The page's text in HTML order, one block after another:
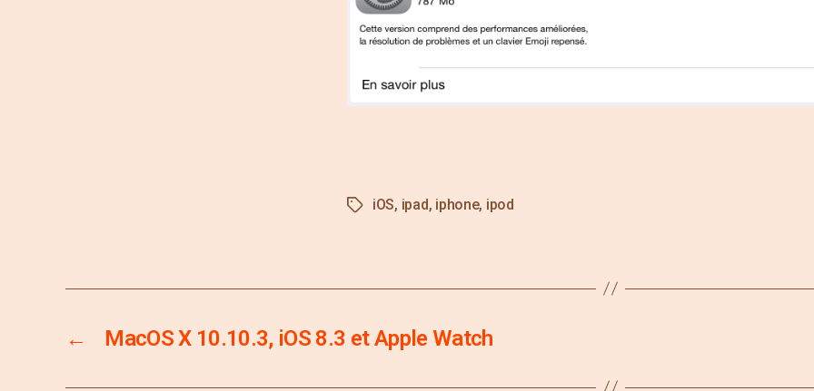
iOS, ipad, iphone, ipod
← MacOS X 10.10.3, iOS 8.3 et Apple Watch